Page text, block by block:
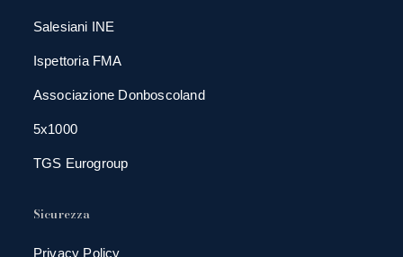
Salesiani INE
Ispettoria FMA
Associazione Donboscoland
5x1000
TGS Eurogroup
Sicurezza
Privacy Policy